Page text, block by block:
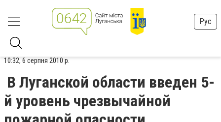
Рус
10:32, 6 серпня 2010 р.
В Луганской области введен 5-
й уровень чрезвычайной